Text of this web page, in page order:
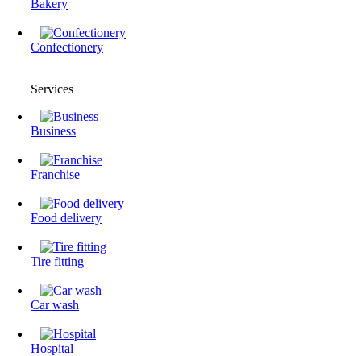
Bakery
Confectionery
Services
Business
Franchise
Food delivery
Tire fitting
Сar wash
Hospital